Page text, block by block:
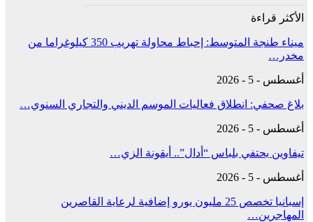
الأكثر قراءة
ميناء طنجة المتوسط: إحباط محاولة تهريب 350 كيلوغراما من
مخدر…
أغسطس - 5 - 2026
بلاغ صحفي: انطلاق فعاليات الموسم الديني والتجاري السنوي…
أغسطس - 5 - 2026
تيفاوين يحتفي بلباس “أدال”.. أيقونة الزي…
أغسطس - 5 - 2026
إسبانيا تخصص 25 مليون يورو إضافية لرعاية القاصرين
المهاجرين…